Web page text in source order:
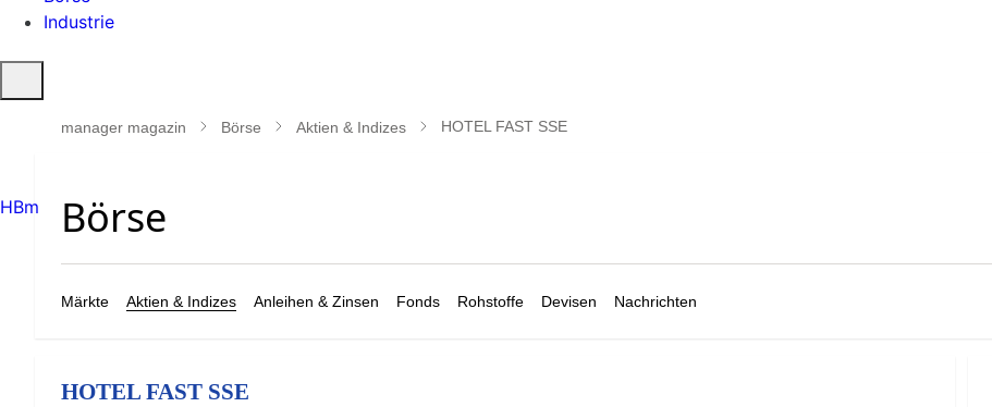
Industrie
öffnen
manager magazin Börse Aktien & Indizes HOTEL FAST SSE
Märkte Aktien & Indizes Anleihen & Zinsen Fonds Rohstoffe Devisen Nachrichten
HOTEL FAST SSE
HBm